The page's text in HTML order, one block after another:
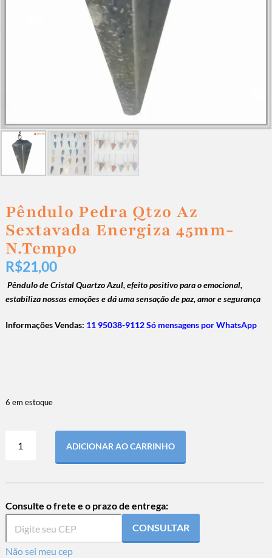
Pêndulo Pedra Qtzo Az
Sextavada Energiza 45mm-
N.Tempo
R$21,00
Pêndulo de Cristal Quartzo Azul, efeito positivo para o emocional,
estabiliza nossas emoções e dá uma sensação de paz, amor e segurança
Informações Vendas: 11 95038-9112 Só mensagens por WhatsApp
6 em estoque
ADICIONAR AO CARRINHO
Consulte o frete e o prazo de entrega:
CONSULTAR
Não sei meu cep